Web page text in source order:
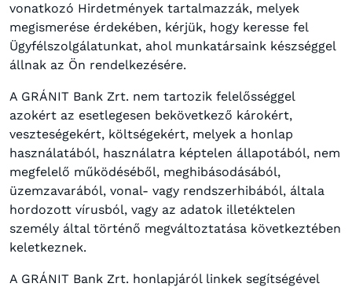
vonatkozó Hirdetmények tartalmazzák, melyek
megismerése érdekében, kérjük, hogy keresse fel
Ügyfélszolgálatunkat, ahol munkatársaink készséggel
állnak az Ön rendelkezésére.
A GRÁNIT Bank Zrt. nem tartozik felelősséggel
azokért az esetlegesen bekövetkező károkért,
veszteségekért, költségekért, melyek a honlap
használatából, használatra képtelen állapotából, nem
megfelelő működéséből, meghibásodásából,
üzemzavarából, vonal- vagy rendszerhibából, általa
hordozott vírusból, vagy az adatok illetéktelen
személy által történő megváltoztatása következtében
keletkeznek.
A GRÁNIT Bank Zrt. honlapjáról linkek segítségével